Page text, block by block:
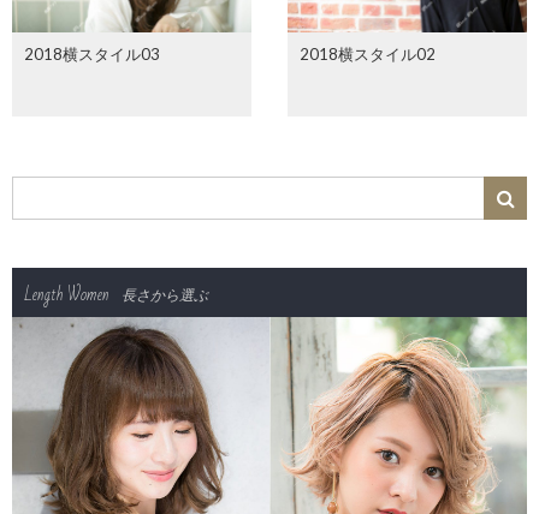
2018横スタイル03 2018横スタイル02
Length Women 長さから選ぶ